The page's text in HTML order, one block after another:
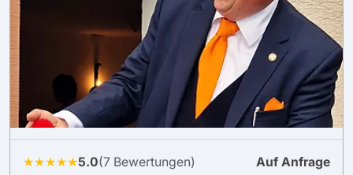
★★★★★5.0(7 Bewertungen) Auf Anfrage